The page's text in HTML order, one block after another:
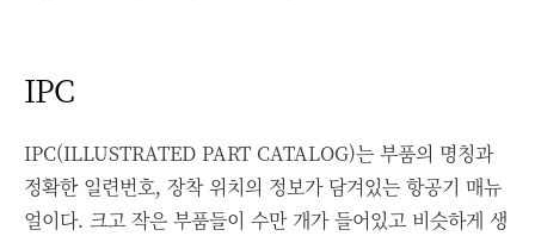
IPC
IPC(ILLUSTRATED PART CATALOG)는 부품의 명칭과
정확한 일련번호, 장착 위치의 정보가 담겨있는 항공기 매뉴
얼이다. 크고 작은 부품들이 수만 개가 들어있고 비슷하게 생